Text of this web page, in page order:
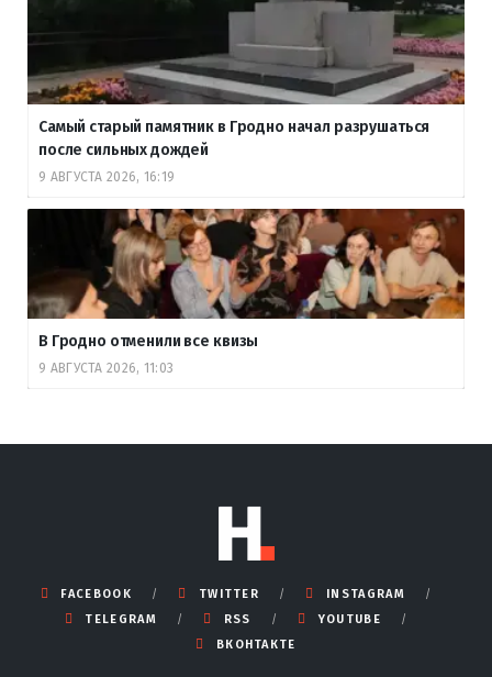
Самый старый памятник в Гродно начал разрушаться
после сильных дождей
9 АВГУСТА 2026, 16:19
В Гродно отменили все квизы
9 АВГУСТА 2026, 11:03
FACEBOOK TWITTER
INSTAGRAM
TELEGRAM
RSS
YOUTUBE
ВКОНТАКТЕ